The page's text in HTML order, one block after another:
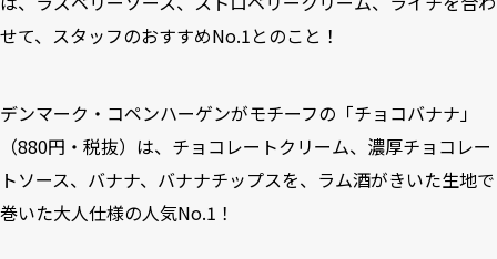
せて、スタッフのおすすめNo.1とのこと！
デンマーク・コペンハーゲンがモチーフの「チョコバナナ」
（880円・税抜）は、チョコレートクリーム、濃厚チョコレー
トソース、バナナ、バナナチップスを、ラム酒がきいた生地で
巻いた大人仕様の人気No.1！